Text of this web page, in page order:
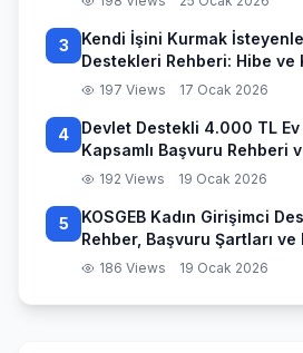
3
Kendi İşini Kurmak
Destekleri Rehberi: Hibe ve
197 Views 17 Ocak 2026
4
Devlet Destekli 4.000 TL Ev
Kapsamlı Başvuru Rehberi
192 Views 19 Ocak 2026
5
KOSGEB Kadın Girişimci
Rehber, Başvuru Şartları ve
186 Views 19 Ocak 2026